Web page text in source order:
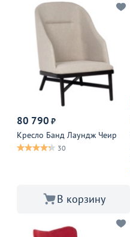
80 790 ₽
Кресло Банд Лаундж Чеир
30
В корзину